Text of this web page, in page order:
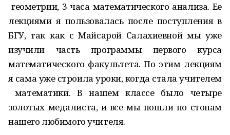
геометрии, 3 часа математического анализа. Ее
лекциями я пользовалась после поступления в
БГУ, так как с Майсарой Салахиевной мы уже
изучили часть программы первого курса
математического факультета. По этим лекциям
я сама уже строила уроки, когда стала учителем
математики. В нашем классе было четыре
золотых медалиста, и все мы пошли по стопам
нашего любимого учителя.